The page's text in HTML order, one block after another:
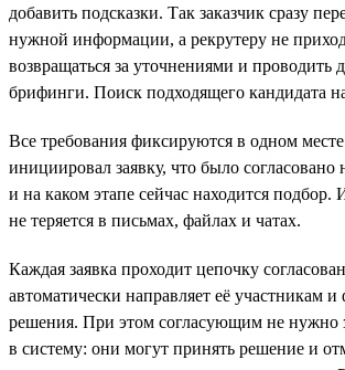
добавить подсказки. Так заказчик сразу
нужной информации, а рекрутеру не
возвращаться за уточнениями и проводить
брифинги. Поиск подходящего кандидата
Все требования фиксируются в одном
инициировал заявку, что было согласовано
и на каком этапе сейчас находится
не теряется в письмах, файлах и чатах.
Каждая заявка проходит цепочку
автоматически направляет её участникам и
решения. При этом согласующим не нужно
в систему: они могут принять решение и